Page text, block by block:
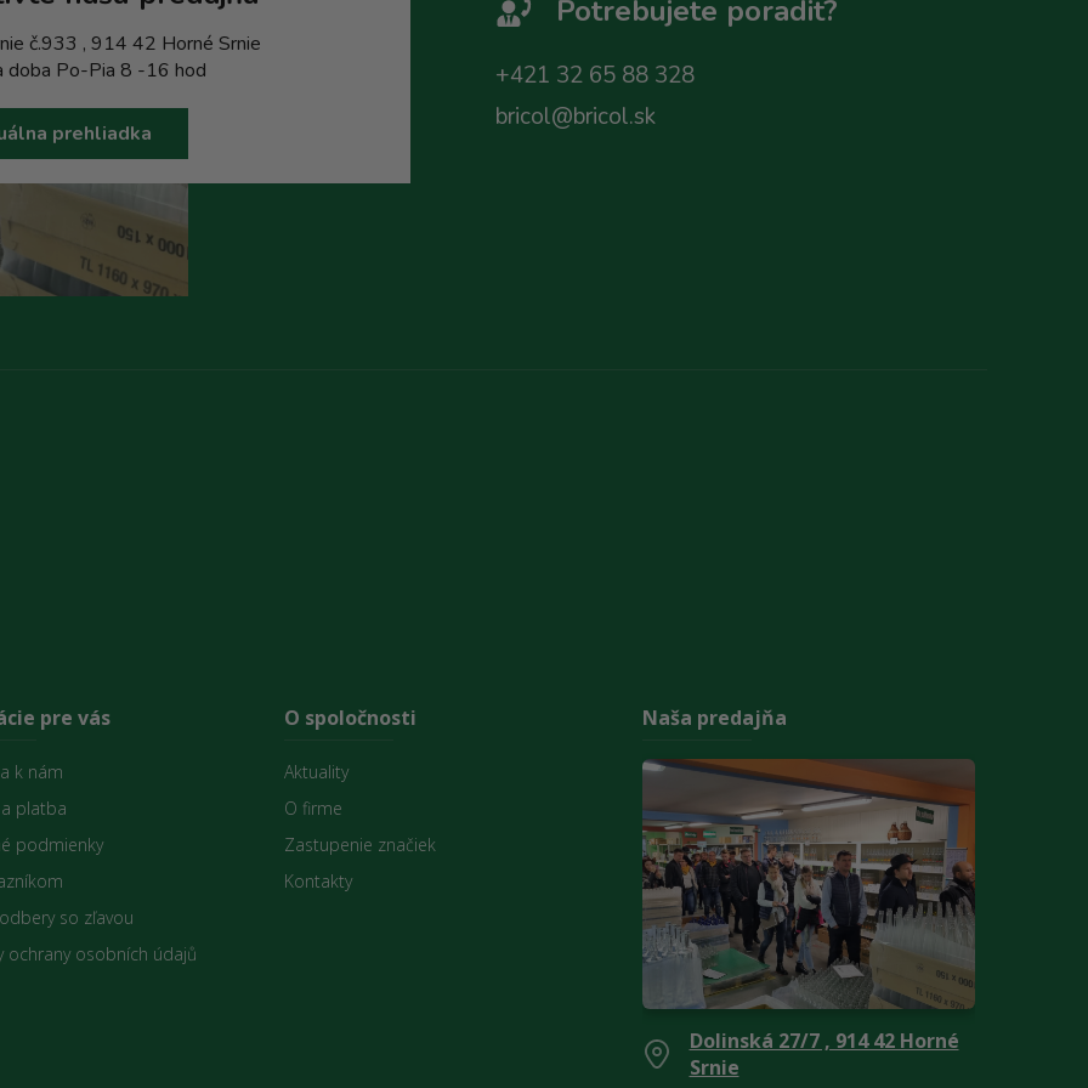
č.933 , 914 42 Horné Srnie
doba Po-Pia 8 -16 hod
prehliadka
Potrebujete poradit?
+421 32 65 88 328
bricol@bricol.sk
pre vás
k nám
platba
podmienky
so zľavou
ochrany osobních údajů
O spoločnosti
Aktuality
O firme
Zastupenie značiek
Kontakty
Naša predajňa
Dolinská 27/7 , 914 42 Horné
Srnie